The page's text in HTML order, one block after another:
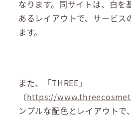
なります。同サイトは、白を
あるレイアウトで、サービス
ます。
また、「THREE」
（https://
ンプルな配色とレイアウトで